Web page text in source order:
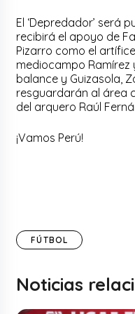
El ‘Depredador’ será
recibirá el apoyo de
Pizarro como el
mediocampo
balance y Guizasola,
resguardarán al área
del arquero Raúl
¡Vamos Perú!
FÚTBOL
Noticias